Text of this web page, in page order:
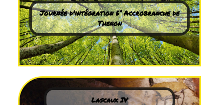
Journée d'intégration 6° Accrobranche de
Thenon
Lascaux IV